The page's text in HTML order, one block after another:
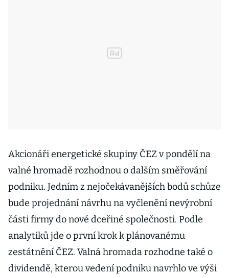
Akcionáři energetické skupiny ČEZ v pondělí na
valné hromadě rozhodnou o dalším směřování
podniku. Jedním z nejočekávanějších bodů schůze
bude projednání návrhu na vyčlenění nevýrobní
části firmy do nové dceřiné společnosti. Podle
analytiků jde o první krok k plánovanému
zestátnění ČEZ. Valná hromada rozhodne také o
dividendě, kterou vedení podniku navrhlo ve výši